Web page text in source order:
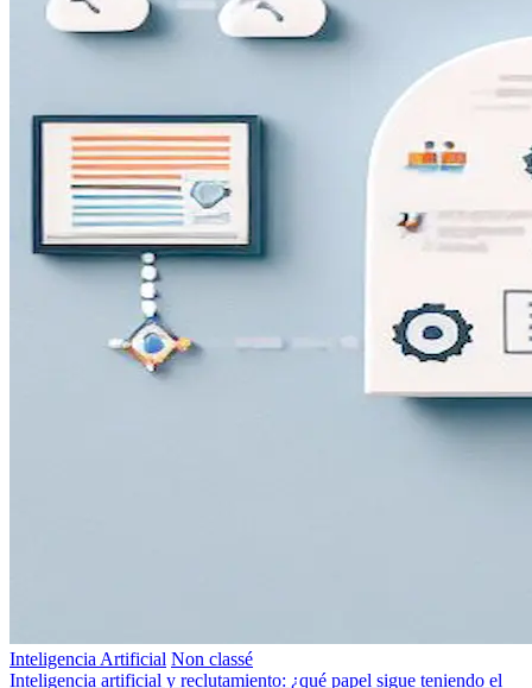
Inteligencia Artificial Non classé
Inteligencia artificial y reclutamiento: ¿qué papel sigue teniendo el